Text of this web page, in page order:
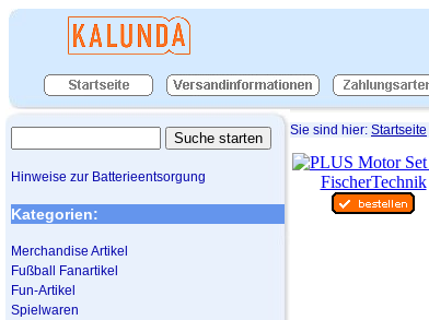
Sie sind hier: Startseite
Hinweise zur Batterieentsorgung
Kategorien:
Merchandise Artikel
Fußball Fanartikel
Fun-Artikel
Spielwaren